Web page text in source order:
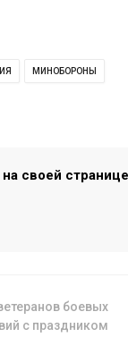
МИНОБОРОНЫ
своей странице
боевых
с праздником